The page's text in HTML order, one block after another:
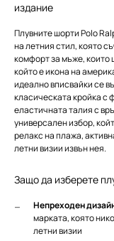
издание
Плувните шорти Polo
на летния стил, която
комфорт за мъже, които
който е икона на
идеално вписвайки се
класическата кройка с
еластичната талия с
универсален избор,
релакс на плажа,
летни визии извън нея.
Защо да изберете
Непреходен
марката, която
летни визии